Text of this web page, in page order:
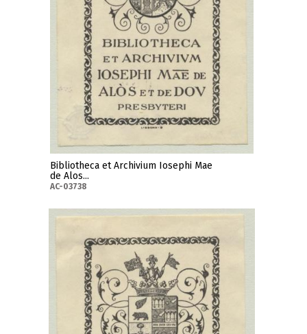
Bibliotheca et Archivium Iosephi Mae
de Alos...
AC-03738